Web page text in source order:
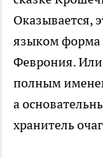
Оказывается,
языком форма
Феврония.
полным
а
хранитель